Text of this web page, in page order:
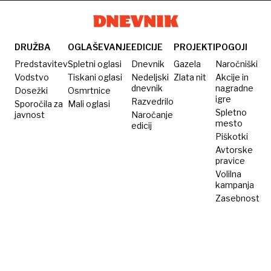
na odru
DRUŽBA
Predstavitev
Vodstvo
Dosežki
Sporočila za
javnost
OGLAŠEVANJE
Spletni oglasi
Tiskani oglasi
Osmrtnice
Mali oglasi
EDICIJE
Dnevnik
Nedeljski
dnevnik
Razvedrilo
Naročanje
edicij
PROJEKTI
Gazela
Zlata nit
POGOJI
Naročniški
Akcije in
nagradne
igre
Spletno
mesto
Piškotki
Avtorske
pravice
Volilna
kampanja
Zasebnost